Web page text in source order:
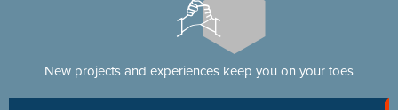
New projects and experiences keep you on your toes